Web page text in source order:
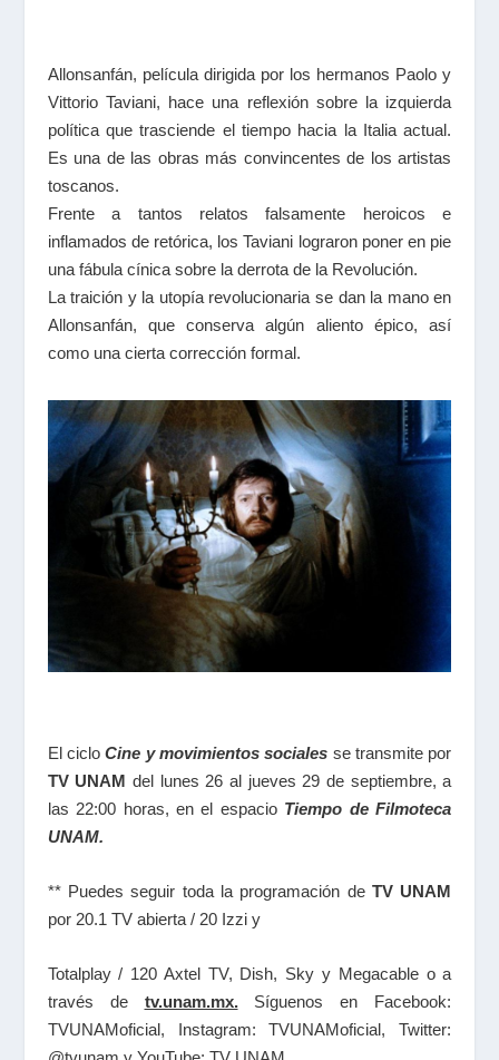
Allonsanfán, película dirigida por los hermanos Paolo y
Vittorio Taviani, hace una reflexión sobre la izquierda
política que trasciende el tiempo hacia la Italia actual.
Es una de las obras más convincentes de los artistas
toscanos.
Frente a tantos relatos falsamente heroicos e
inflamados de retórica, los Taviani lograron poner en pie
una fábula cínica sobre la derrota de la Revolución.
La traición y la utopía revolucionaria se dan la mano en
Allonsanfán, que conserva algún aliento épico, así
como una cierta corrección formal.
El cicloCine y movimientos sociales se transmite por
TV UNAM del lunes 26 al jueves 29 de septiembre, a
las 22:00 horas, en el espacio Tiempo de Filmoteca
UNAM.
** Puedes seguir toda la programación deTV UNAM
por 20.1 TV abierta / 20 Izzi y
Totalplay / 120 Axtel TV, Dish, Sky y Megacable o a
través de tv.unam.mx.Síguenos en Facebook:
TVUNAMoficial, Instagram: TVUNAMoficial, Twitter: